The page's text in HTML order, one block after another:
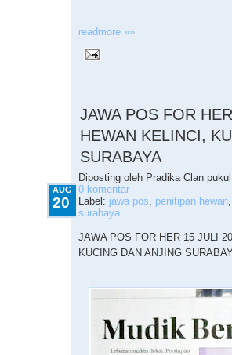
readmore »»
JAWA POS FOR
HEWAN KELINCI,
SURABAYA
Diposting oleh Pradika Clan pukul
AUG
20
0 komentar
Label: jawa pos, penitipan hewan,
surabaya
JAWA POS FOR HER 15 JULI
KUCING DAN ANJING